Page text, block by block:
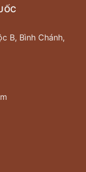
B, Bình Chánh,